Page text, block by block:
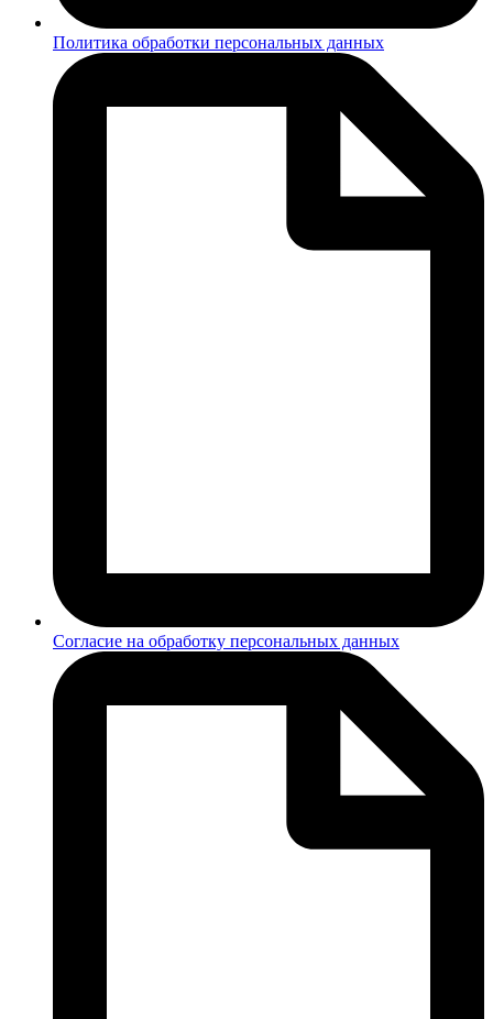
Политика обработки персональных данных
Согласие на обработку персональных данных